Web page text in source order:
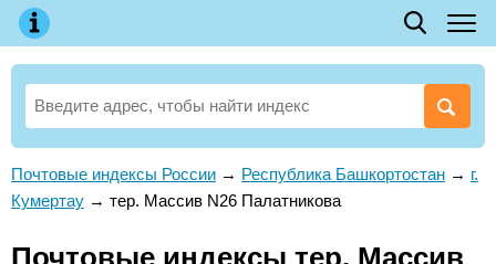
Почтовые индексы России → Республика Башкортостан → г.
Кумертау → тер. Массив N26 Палатникова
Почтовые индексы тер. Массив